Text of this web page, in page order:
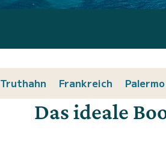
Truthahn Frankreich Palermo
Das ideale